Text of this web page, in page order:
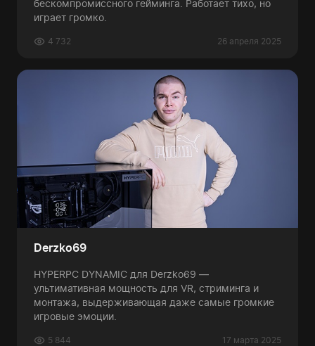
бескомпромиссного гейминга. Работает тихо, но
играет громко.
26 апреля 2025
4 732
Derzko69
HYPERPC DYNAMIC для Derzko69 —
ультимативная мощность для VR, стриминга и
монтажа, выдерживающая даже самые громкие
игровые эмоции.
17 марта 2025
5 844